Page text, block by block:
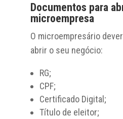
Documentos para
microempresa
O microempresário
abrir o seu negócio:
RG;
CPF;
Certificado Digital;
Título de eleitor;